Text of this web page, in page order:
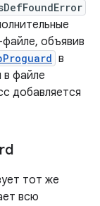
объявив
в
в файле
добавляется
тот же
всю